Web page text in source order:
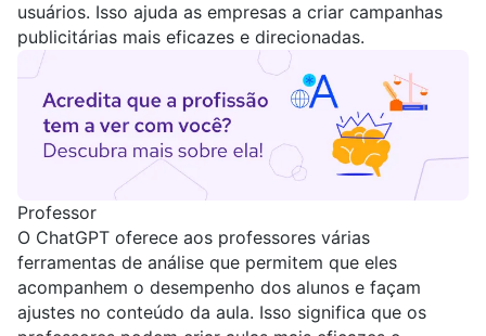
usuários. Isso ajuda as empresas a criar campanhas
publicitárias mais eficazes e direcionadas.
Professor
O ChatGPT oferece aos professores várias
ferramentas de análise que permitem que eles
acompanhem o desempenho dos alunos e façam
ajustes no conteúdo da aula. Isso significa que os